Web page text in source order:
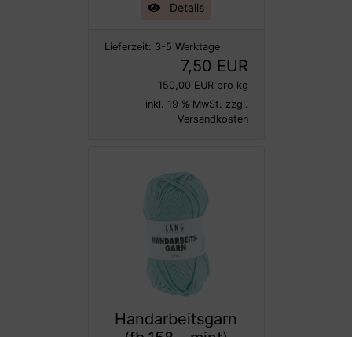
Details
Lieferzeit: 3-5 Werktage
7,50 EUR
150,00 EUR pro kg
inkl. 19 % MwSt. zzgl.
Versandkosten
Handarbeitsgarn